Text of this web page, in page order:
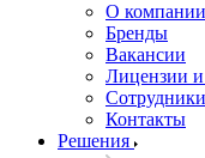
О компании
Бренды
Вакансии
Лицензии
Сотрудники
Контакты
Решения